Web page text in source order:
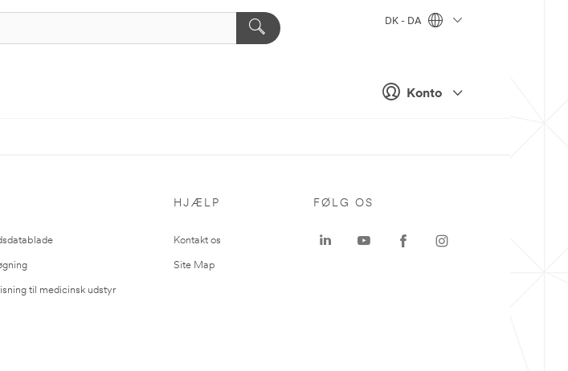
Konto
DK - DA
til medicinsk udstyr
HJÆLP
Kontakt os
Site Map
FØLG OS